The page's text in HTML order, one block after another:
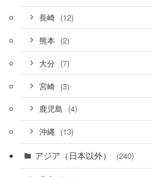
長崎 (12)
熊本 (2)
大分 (7)
宮崎 (3)
鹿児島 (4)
沖縄 (13)
アジア（日本以外） (240)